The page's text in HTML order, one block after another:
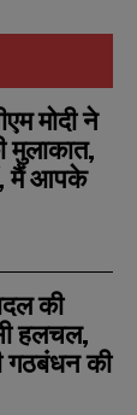
मोदी ने
मुलाकात,
मैं आपके
की
हलचल,
गठबंधन की